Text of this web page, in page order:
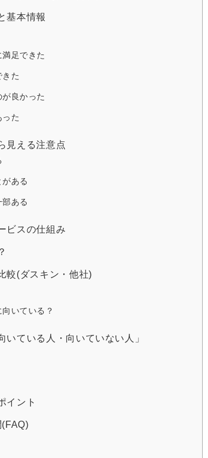
基本情報
足できた
た
良かった
た
見える注意点
ある
ある
ビスの仕組み
較(ダスキン・他社)
いている？
ている人・向いていない人」
イント